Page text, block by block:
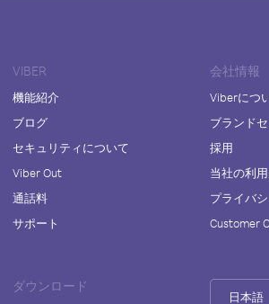
VIBER
機能紹介
ブログ
セキュリティについて
Viber Out
通話料
サポート
会社情報
Viberにつ
ブランド
採用
当社の利
プライバ
Customer
ダウンロード
日本語